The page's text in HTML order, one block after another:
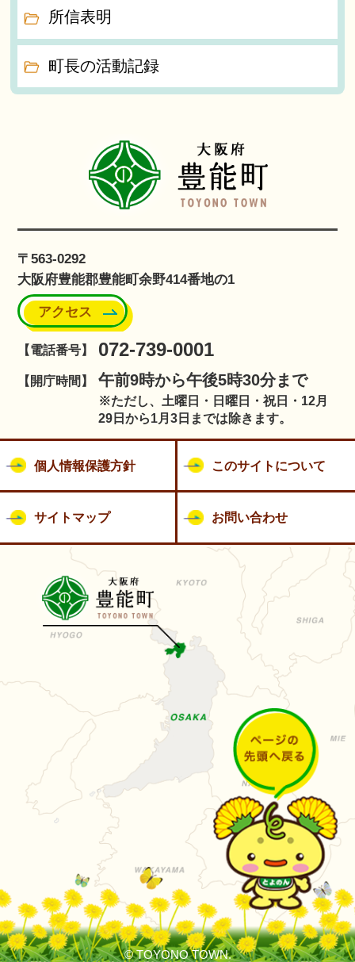
所信表明
町長の活動記録
〒563-0292
大阪府豊能郡豊能町余野414番地の1
アクセス
【電話番号】 072-739-0001
【開庁時間】 午前9時から午後5時30分まで
※ただし、土曜日・日曜日・祝日・12月
29日から1月3日までは除きます。
個人情報保護方針 このサイトについて
サイトマップ お問い合わせ
© TOYONO TOWN.